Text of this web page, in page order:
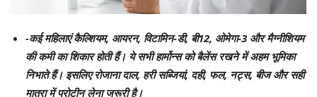
-कई महिलाएं कैल्शियम, आयरन, विटामिन-डी, बी12, ओमेगा-3 और मैग्नीशियम
की कमी का शिकार होती हैं। ये सभी हार्मोन्स को बैलेंस रखने में अहम भूमिका
निभाते हैं। इसलिए रोजाना दाल, हरी सब्जियां, दही, फल, नट्स, बीज और सही
मात्रा में प्रोटीन लेना जरूरी है।